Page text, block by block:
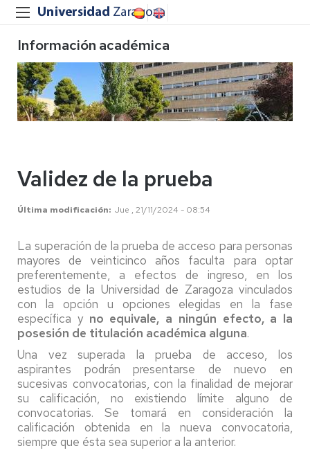
Información académica
Validez de la prueba
Última modificación Jue , 21/11/2024 - 08:54
La superación de la prueba de acceso para personas
mayores de veinticinco años faculta para optar
preferentemente, a efectos de ingreso, en los
estudios de la Universidad de Zaragoza vinculados
con la opción u opciones elegidas en la fase
específica y no equivale, a ningún efecto, a la
posesión de titulación académica alguna.
Una vez superada la prueba de acceso, los
aspirantes podrán presentarse de nuevo en
sucesivas convocatorias, con la finalidad de mejorar
su calificación, no existiendo límite alguno de
convocatorias. Se tomará en consideración la
calificación obtenida en la nueva convocatoria,
siempre que ésta sea superior a la anterior.